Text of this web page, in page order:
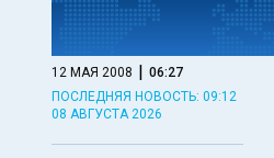
12 МАЯ 2008 | 06:27
ПОСЛЕДНЯЯ НОВОСТЬ: 09:12
08 АВГУСТА 2026